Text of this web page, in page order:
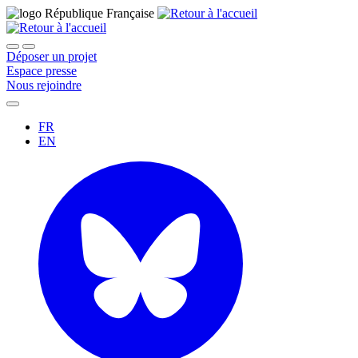
Déposer un projet
Espace presse
Nous rejoindre
FR
EN